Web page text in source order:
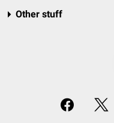
Other stuff